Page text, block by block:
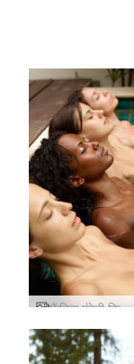
कैंडिस एंगेली किकी वैलेरी पूल पार्टी